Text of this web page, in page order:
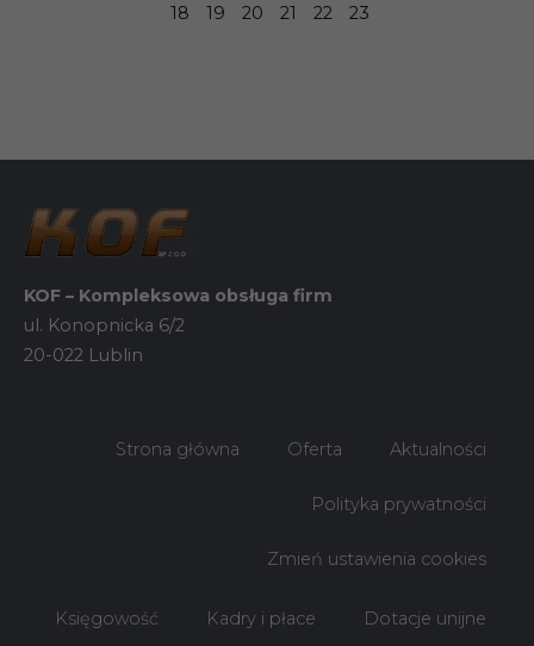
18
19 20 21 22 23
KOF – Kompleksowa obsługa firm
ul. Konopnicka 6/2
20-022 Lublin
Strona główna Oferta Aktualności
Polityka prywatności
Zmień ustawienia cookies
Księgowość Kadry i płace Dotacje unijne